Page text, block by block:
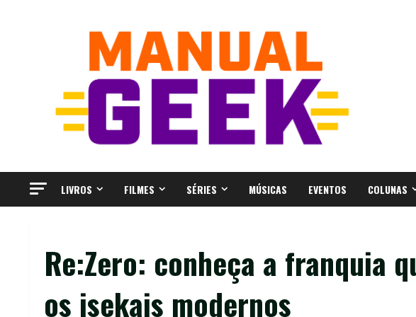
LIVROS FILMES SÉRIES MÚSICAS EVENTOS COLUNAS
Re:Zero: conheça a franquia
os isekais modernos